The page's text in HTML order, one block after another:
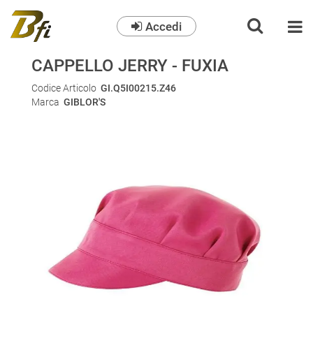
Accedi
CAPPELLO JERRY - FUXIA
Codice Articolo GI.Q5I00215.Z46
Marca GIBLOR'S